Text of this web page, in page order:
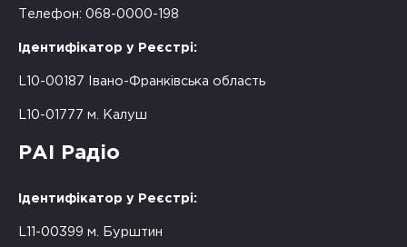
Телефон: 068-0000-198
Ідентифікатор у Реєстрі:
L10-00187 Івано-Франківська область
L10-01777 м. Калуш
РАІ Радіо
Ідентифікатор у Реєстрі:
L11-00399 м. Бурштин